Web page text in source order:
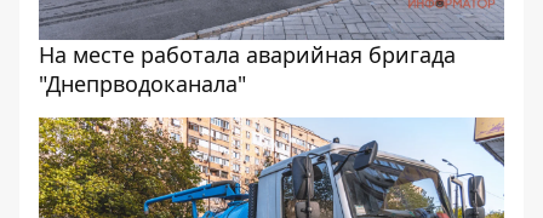
На месте работала аварийная бригада
"Днепрводоканала"